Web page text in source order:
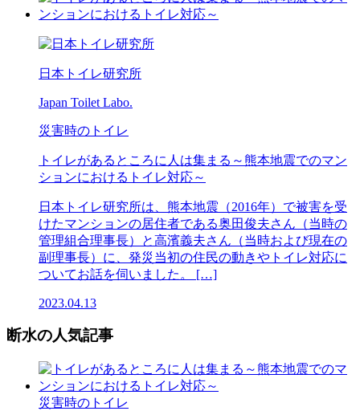
日本トイレ研究所
Japan Toilet Labo.
災害時のトイレ
トイレがあるところに人は集まる～熊本地震でのマン
ションにおけるトイレ対応～
日本トイレ研究所は、熊本地震（2016年）で被害を受
けたマンションの居住者である奥田俊夫さん（当時の
管理組合理事長）と高濱義夫さん（当時および現在の
副理事長）に、発災当初の住民の動きやトイレ対応に
ついてお話を伺いました。 […]
2023.04.13
断水の人気記事
災害時のトイレ